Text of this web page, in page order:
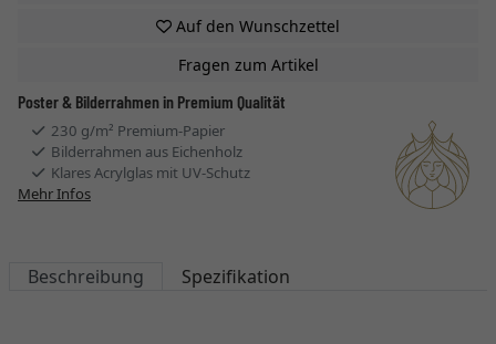
Auf den Wunschzettel
Fragen zum Artikel
Poster & Bilderrahmen in Premium Qualität
230 g/m² Premium-Papier
Bilderrahmen aus Eichenholz
Klares Acrylglas mit UV-Schutz
Mehr Infos
Beschreibung Spezifikation